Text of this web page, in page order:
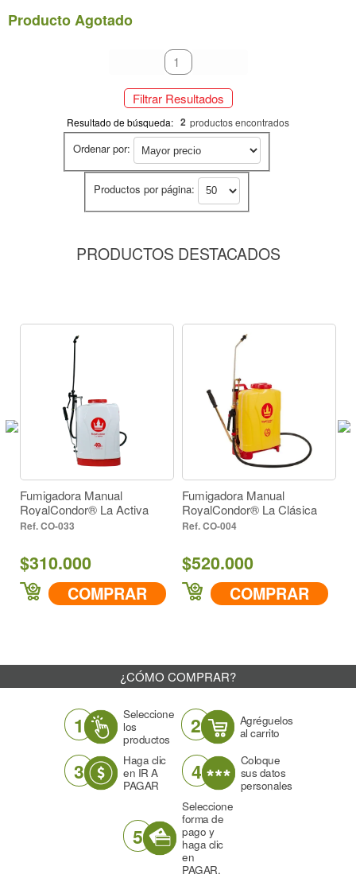
Forma de Aspersión
Producto Agotado
anterior
1
Filtrar Resultados
Resultado de búsqueda: 2 productos encontrados
Ordenar por:
Productos por página:
PRODUCTOS DESTACADOS
Fumigadora Manual
RoyalCondor® La Activa
CO-033
$310.000
COMPRAR
Fumigadora Manual
RoyalCondor® La Clásica
CO-004
$520.000
COMPRAR
¿CÓMO COMPRAR?
1
Seleccione
los
productos
2
Agréguelos
al carrito
3
Haga clic
en IR A
PAGAR
4
Coloque
sus datos
personales
5
Seleccione
forma de
pago y
haga clic
en
PAGAR.